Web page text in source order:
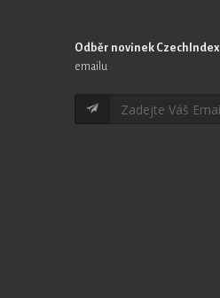
Odběr novinek CzechIndex
emailu